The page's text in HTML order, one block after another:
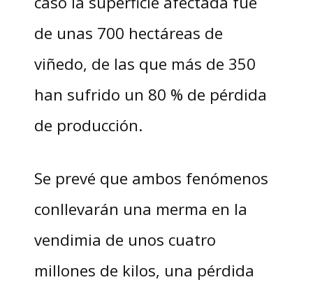
de unas 700 hectáreas de
viñedo, de las que más de 350
han sufrido un 80 % de pérdida
de producción.
Se prevé que ambos fenómenos
conllevarán una merma en la
vendimia de unos cuatro
millones de kilos, una pérdida